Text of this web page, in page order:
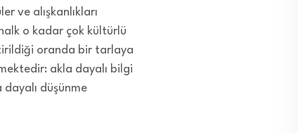
ve alışkanlıkları
o kadar çok kültürlü
oranda bir tarlaya
akla dayalı bilgi
dayalı düşünme